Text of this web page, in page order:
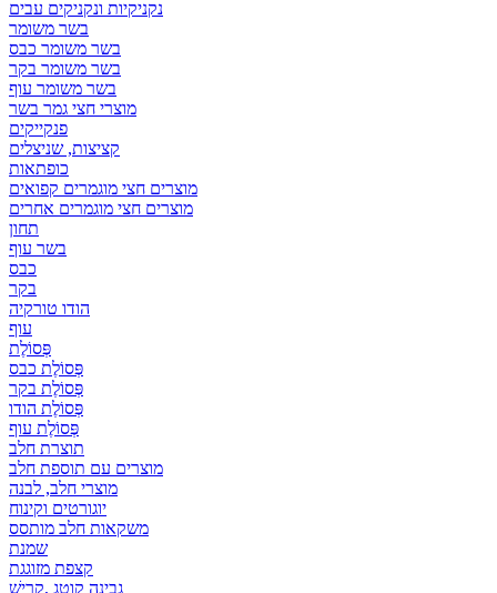
נקניקיות ונקניקים עבים
בשר משומר
בשר משומר כבס
בשר משומר בקר
בשר משומר עוף
מוצרי חצי גמר בשר
פנקייקים
קציצות, שניצלים
כופתאות
מוצרים חצי מוגמרים קפואים
מוצרים חצי מוגמרים אחרים
תחון
בשר עוף
כבס
בקר
הודו טורקיה
עוף
פְּסוֹלֶת
פְּסוֹלֶת כבס
פְּסוֹלֶת בקר
פְּסוֹלֶת הודו
פְּסוֹלֶת עוף
תוצרת חלב
מוצרים עם תוספת חלב
מוצרי חלב, לבנה
יוגורטים וקינוח
משקאות חלב מותסס
שמנת
קצפת מזוגגת
גבינה קוטג ,קָרִישׁ